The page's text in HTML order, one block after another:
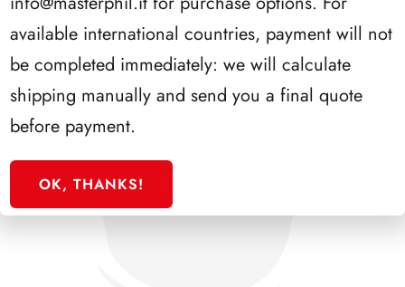
available international countries, payment will not
be completed immediately: we will calculate
shipping manually and send you a final quote
before payment.
OK, THANKS!